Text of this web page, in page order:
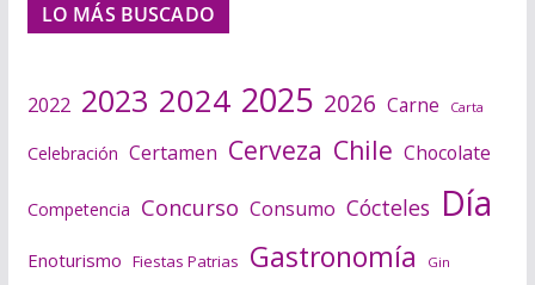
LO MÁS BUSCADO
2022 2023 2024 2025 2026 Carne Carta
Celebración Certamen Cerveza Chile Chocolate
Competencia Concurso Consumo Cócteles Día
Enoturismo Fiestas Patrias Gastronomía Gin